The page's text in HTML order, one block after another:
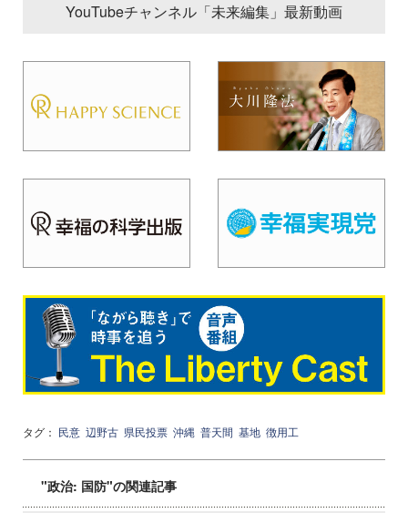
YouTubeチャンネル「未来編集」最新動画
タグ： 民意 辺野古 県民投票 沖縄 普天間 基地 徴用工
"政治: 国防"の関連記事